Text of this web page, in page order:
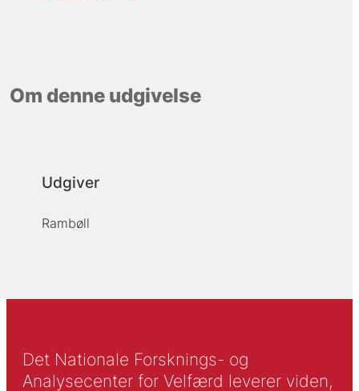
Om denne udgivelse
Udgiver
Rambøll
Det Nationale Forsknings- og
Analysecenter for Velfærd leverer viden,